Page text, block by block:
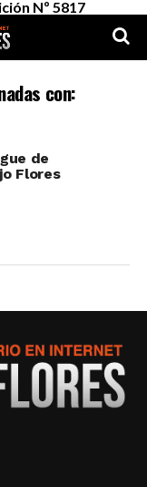
Nº 5817
con:
de
Flores